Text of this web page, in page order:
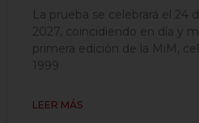
La prueba se celebrará el 24
2027, coincidiendo en día y
primera edición de la MiM,
1999
LEER MÁS